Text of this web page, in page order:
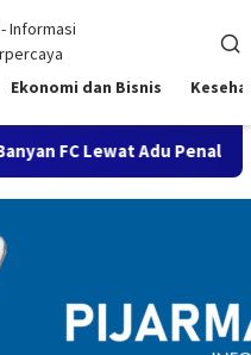
Ekonomi dan Bisnis
Adu Penalti